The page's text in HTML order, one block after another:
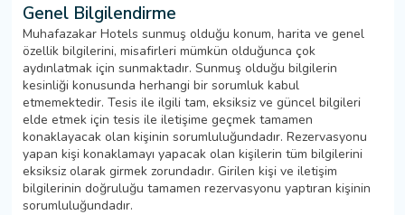
Genel Bilgilendirme
Muhafazakar Hotels sunmuş olduğu konum, harita ve genel
özellik bilgilerini, misafirleri mümkün olduğunca çok
aydınlatmak için sunmaktadır. Sunmuş olduğu bilgilerin
kesinliği konusunda herhangi bir sorumluk kabul
etmemektedir. Tesis ile ilgili tam, eksiksiz ve güncel bilgileri
elde etmek için tesis ile iletişime geçmek tamamen
konaklayacak olan kişinin sorumluluğundadır. Rezervasyonu
yapan kişi konaklamayı yapacak olan kişilerin tüm bilgilerini
eksiksiz olarak girmek zorundadır. Girilen kişi ve iletişim
bilgilerinin doğruluğu tamamen rezervasyonu yaptıran kişinin
sorumluluğundadır.